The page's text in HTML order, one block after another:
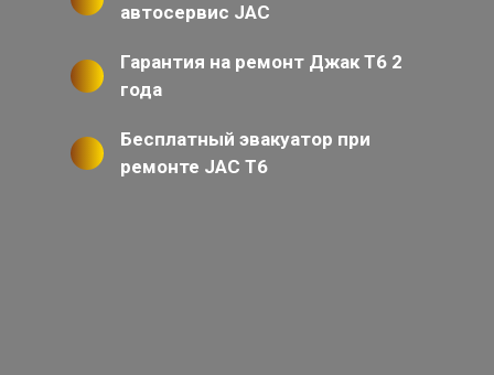
автосервис JAC
Гарантия на ремонт Джак Т6 2
года
Бесплатный эвакуатор при
ремонте JAC T6